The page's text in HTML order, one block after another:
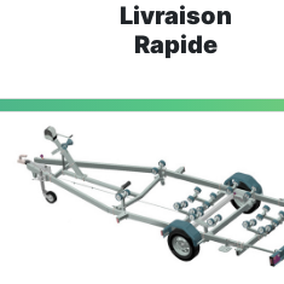
Livraison
Rapide